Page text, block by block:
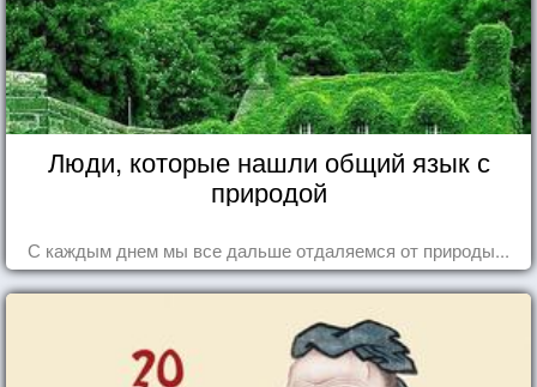
Люди, которые нашли общий язык с
природой
С каждым днем мы все дальше отдаляемся от природы...